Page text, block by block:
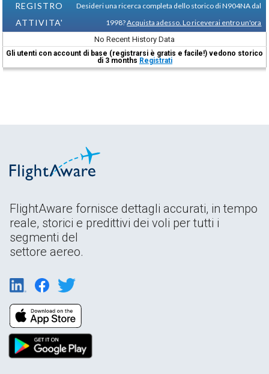
REGISTRO
ATTIVITA'
Desideri una ricerca completa dello storico di N904NA dal
1998?Acquista adesso. Lo riceverai entro un'ora
No Recent History Data
Gli utenti con account di base (registrarsi è gratis e facile!) vedono storico
di 3 months Registrati
FlightAware fornisce dettagli accurati, in tempo
reale, storici e predittivi dei voli per tutti i
segmenti del
settore aereo.